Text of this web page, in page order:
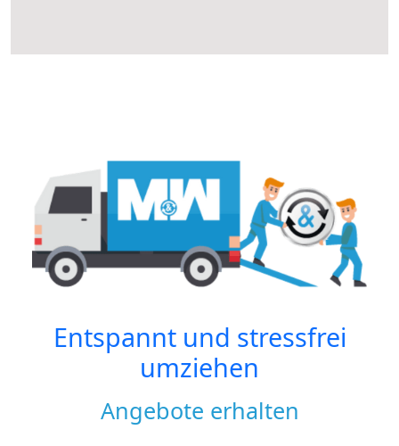
Entspannt und stressfrei
umziehen
Angebote erhalten